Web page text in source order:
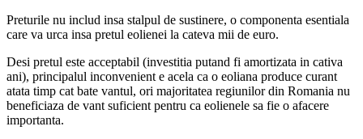
Preturile nu includ insa stalpul de sustinere, o componenta esentiala
care va urca insa pretul eolienei la cateva mii de euro.
Desi pretul este acceptabil (investitia putand fi amortizata in cativa
ani), principalul inconvenient e acela ca o eoliana produce curant
atata timp cat bate vantul, ori majoritatea regiunilor din Romania nu
beneficiaza de vant suficient pentru ca eolienele sa fie o afacere
importanta.